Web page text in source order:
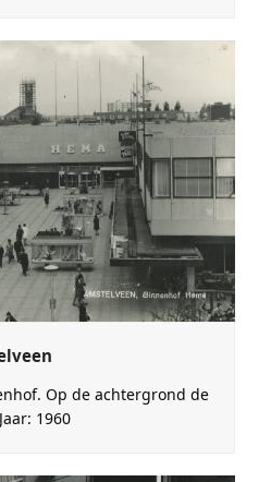
Op de achtergrond de
1960